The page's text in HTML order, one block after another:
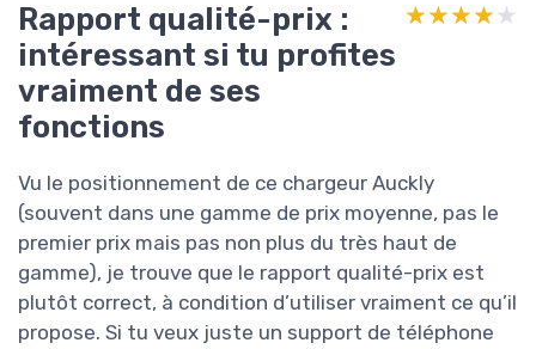
Rapport qualité-prix :
intéressant si tu profites
vraiment de ses
fonctions
★★★★★
★★★★★
Vu le positionnement de ce chargeur Auckly
(souvent dans une gamme de prix moyenne, pas le
premier prix mais pas non plus du très haut de
gamme), je trouve que le rapport qualité-prix est
plutôt correct, à condition d’utiliser vraiment ce qu’il
propose. Si tu veux juste un support de téléphone